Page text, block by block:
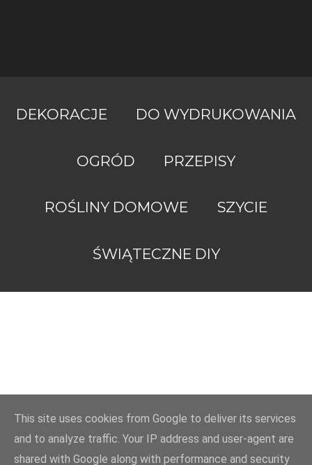
DEKORACJE DO WYDRUKOWANIA
OGRÓD PRZEPISY
ROŚLINY DOMOWE SZYCIE
ŚWIĄTECZNE DIY
This site uses cookies from Google to deliver its services
and to analyze traffic. Your IP address and user-agent are
shared with Google along with performance and security